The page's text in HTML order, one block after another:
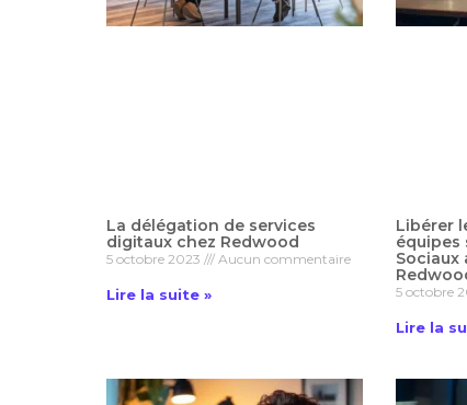
La délégation de services
digitaux chez Redwood
5 octobre 2023 Aucun commentaire
Lire la suite »
Libérer
équipes
Sociaux
5 octobre
Lire la